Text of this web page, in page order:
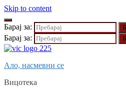
Skip to content
Барај за:
Барај за:
Ало, насмевни се
Вицотека